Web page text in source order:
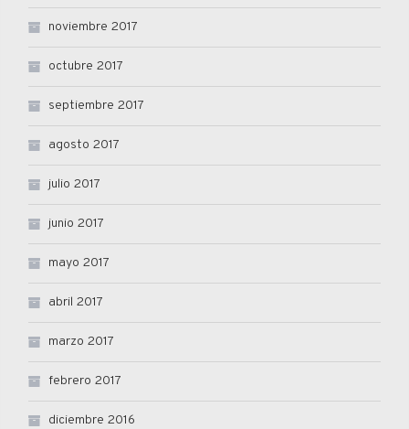
noviembre 2017
octubre 2017
septiembre 2017
agosto 2017
julio 2017
junio 2017
mayo 2017
abril 2017
marzo 2017
febrero 2017
diciembre 2016